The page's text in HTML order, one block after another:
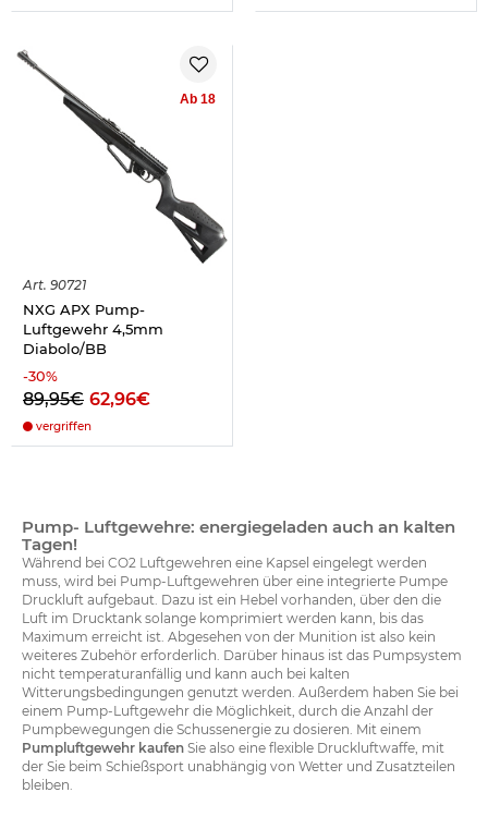
Ab 18
Art. 90721
NXG APX Pump-
Luftgewehr 4,5mm
Diabolo/BB
-30%
89,95€ 62,96€
vergriffen
Pump- Luftgewehre: energiegeladen auch an kalten
Tagen!
Während bei CO2 Luftgewehren eine Kapsel eingelegt werden
muss, wird bei Pump-Luftgewehren über eine integrierte Pumpe
Druckluft aufgebaut. Dazu ist ein Hebel vorhanden, über den die
Luft im Drucktank solange komprimiert werden kann, bis das
Maximum erreicht ist. Abgesehen von der Munition ist also kein
weiteres Zubehör erforderlich. Darüber hinaus ist das Pumpsystem
nicht temperaturanfällig und kann auch bei kalten
Witterungsbedingungen genutzt werden. Außerdem haben Sie bei
einem Pump-Luftgewehr die Möglichkeit, durch die Anzahl der
Pumpbewegungen die Schussenergie zu dosieren. Mit einem
Pumpluftgewehr kaufen Sie also eine flexible Druckluftwaffe, mit
der Sie beim Schießsport unabhängig von Wetter und Zusatzteilen
bleiben.